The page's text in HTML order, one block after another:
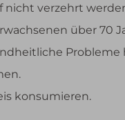
nicht verzehrt
über 70
Probleme
konsumieren.